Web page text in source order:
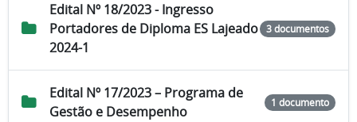
Edital Nº 18/2023 - Ingresso
Portadores de Diploma ES Lajeado
2024-1
3 documentos
Edital Nº 17/2023 – Programa de
Gestão e Desempenho
1 documento